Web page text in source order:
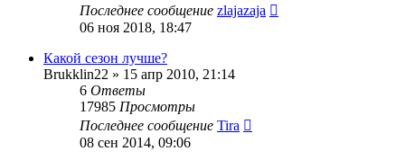
Последнее сообщение zlajazaja
06 ноя 2018, 18:47
Какой сезон лучше?
Brukklin22 » 15 апр 2010, 21:14
6 Ответы
17985 Просмотры
Последнее сообщение Tira
08 сен 2014, 09:06